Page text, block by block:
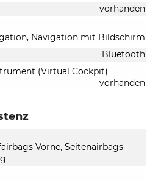
vorhanden
Navigation mit Bildschirm
Bluetooth
(Virtual Cockpit)
vorhanden
Vorne, Seitenairbags